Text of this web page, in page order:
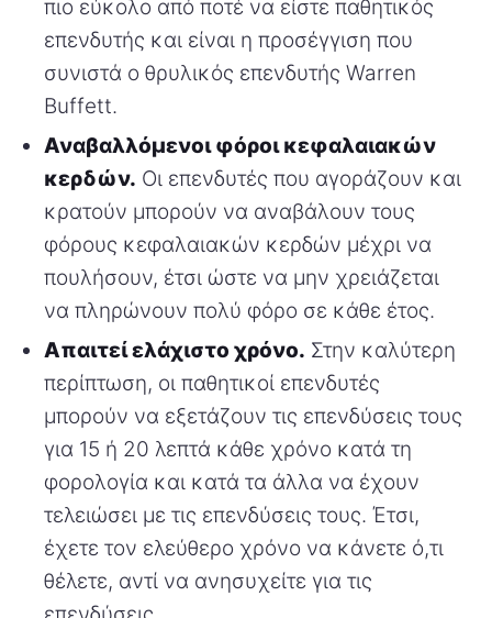
πιο εύκολο από ποτέ να είστε παθητικός
επενδυτής και είναι η προσέγγιση που
συνιστά ο θρυλικός επενδυτής Warren
Buffett.
Αναβαλλόμενοι φόροι κεφαλαιακών
κερδών. Οι επενδυτές που αγοράζουν και
κρατούν μπορούν να αναβάλουν τους
φόρους κεφαλαιακών κερδών μέχρι να
πουλήσουν, έτσι ώστε να μην χρειάζεται
να πληρώνουν πολύ φόρο σε κάθε έτος.
Απαιτεί ελάχιστο χρόνο. Στην καλύτερη
περίπτωση, οι παθητικοί επενδυτές
μπορούν να εξετάζουν τις επενδύσεις τους
για 15 ή 20 λεπτά κάθε χρόνο κατά τη
φορολογία και κατά τα άλλα να έχουν
τελειώσει με τις επενδύσεις τους. Έτσι,
έχετε τον ελεύθερο χρόνο να κάνετε ό,τι
θέλετε, αντί να ανησυχείτε για τις